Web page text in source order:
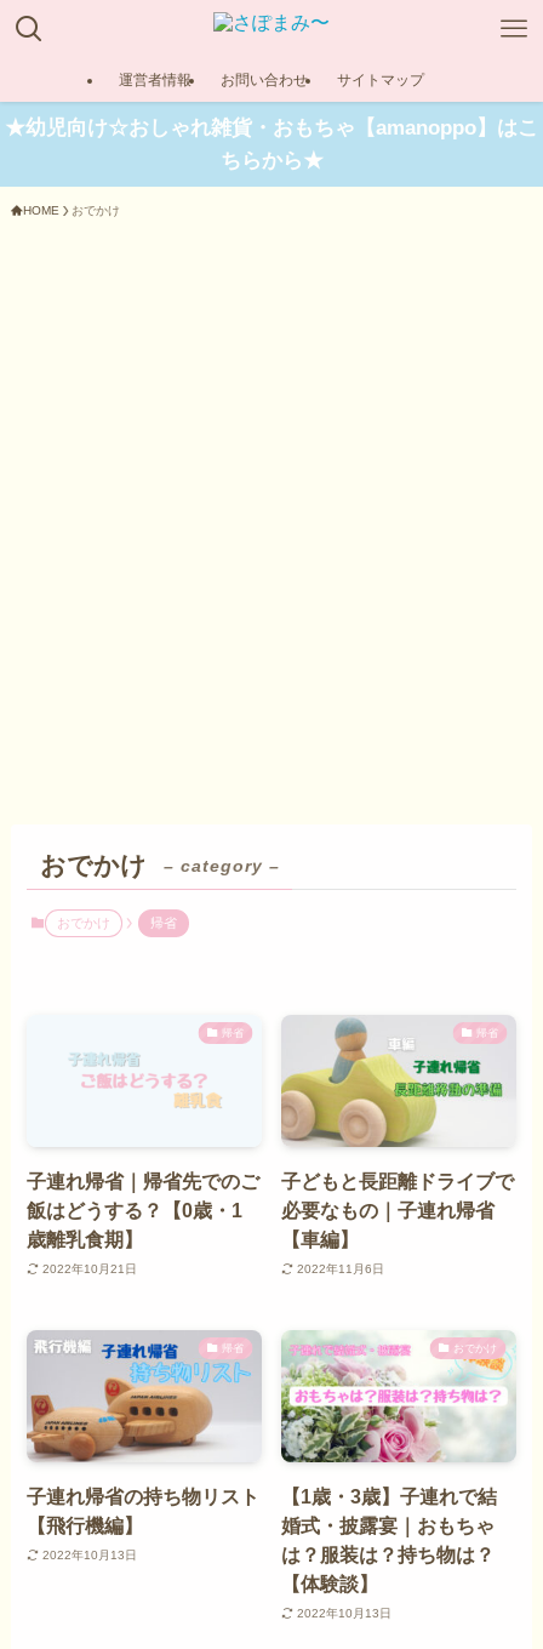
運営者情報 お問い合わせ サイトマップ
★幼児向け☆おしゃれ雑貨・おもちゃ【amanoppo】はこ
ちらから★
HOME おでかけ
おでかけ – category –
おでかけ 帰省
帰省
子連れ帰省｜帰省先でのご
飯はどうする？【0歳・1
歳離乳食期】
2022年10月21日
帰省
子どもと長距離ドライブで
必要なもの｜子連れ帰省
【車編】
2022年11月6日
帰省
子連れ帰省の持ち物リスト
【飛行機編】
2022年10月13日
おでかけ
【1歳・3歳】子連れで結
婚式・披露宴｜おもちゃ
は？服装は？持ち物は？
【体験談】
2022年10月13日